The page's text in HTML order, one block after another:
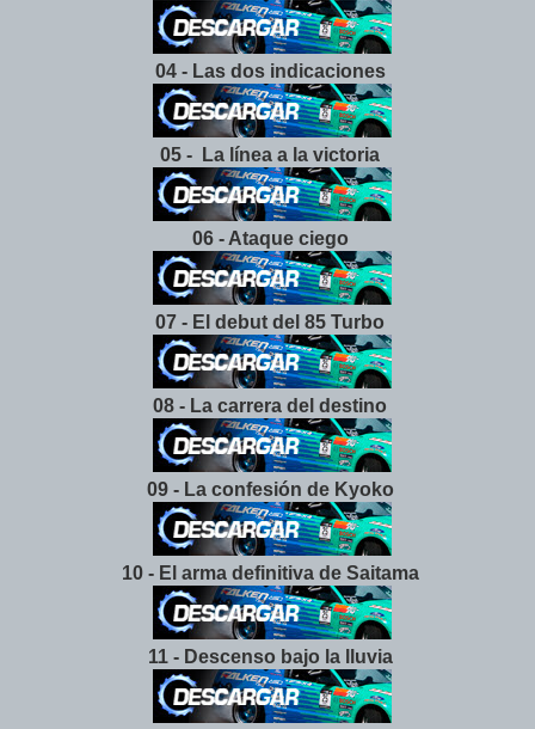
04 - Las dos indicaciones
05 - La línea a la victoria
06 - Ataque ciego
07 - El debut del 85 Turbo
08 - La carrera del destino
09 - La confesión de Kyoko
10 - El arma definitiva de Saitama
11 - Descenso bajo la lluvia